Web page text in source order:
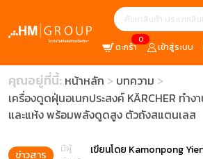
0
ตะกร้า เข้าสู่ระบบ
คุณอยู่ที่นี้: หน้าหลัก
บทความ
เครื่องดูดฝุ่นอเนกประสงค์ KÄRCHER ทำ
และแห้ง พร้อมพลังดูดสูง ตัวถังสแตนเลส
ข่าวสาร
มีผู้
เขียนโดย Kamonpong